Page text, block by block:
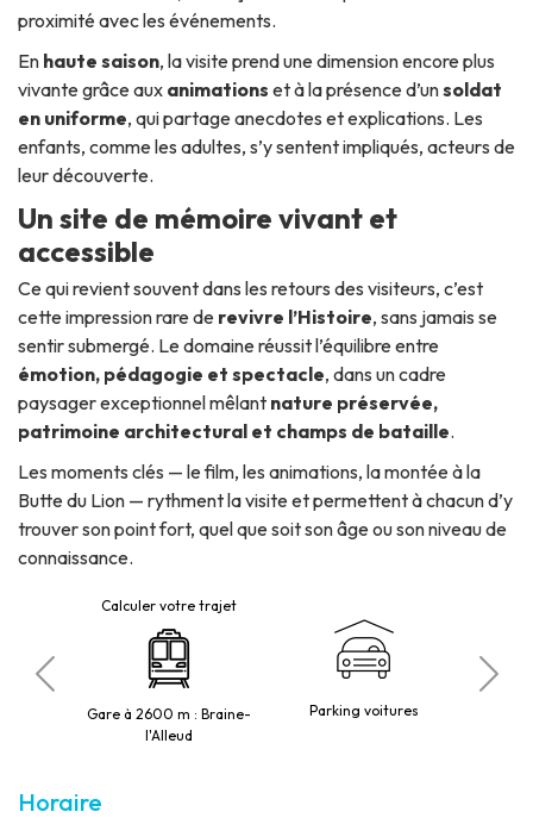
proximité avec les événements.
En haute saison, la visite prend une dimension encore plus
vivante grâce aux animations et à la présence d’unsoldat
en uniforme, qui partage anecdotes et explications. Les
enfants, comme les adultes, s’y sentent impliqués, acteurs de
leur découverte.
Un site de mémoire vivant et
accessible
Ce qui revient souvent dans les retours des visiteurs, c’est
cette impression rare de revivre l’Histoire, sans jamais se
sentir submergé. Le domaine réussit l’équilibre entre
émotion, pédagogie et spectacle, dans un cadre
paysager exceptionnel mêlant nature préservée,
patrimoine architectural et champs de bataille.
Les moments clés — le film, les animations, la montée à la
Butte du Lion — rythment la visite et permettent à chacun d’y
trouver son point fort, quel que soit son âge ou son niveau de
connaissance.
Calculer votre trajet
Gare à 2600 m : Braine-
l'Alleud
Parking voitures
Horaire